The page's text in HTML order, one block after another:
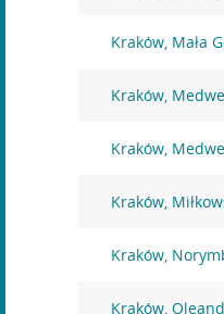
Kraków, Mała
Kraków,
Kraków,
Kraków,
Kraków,
Kraków,